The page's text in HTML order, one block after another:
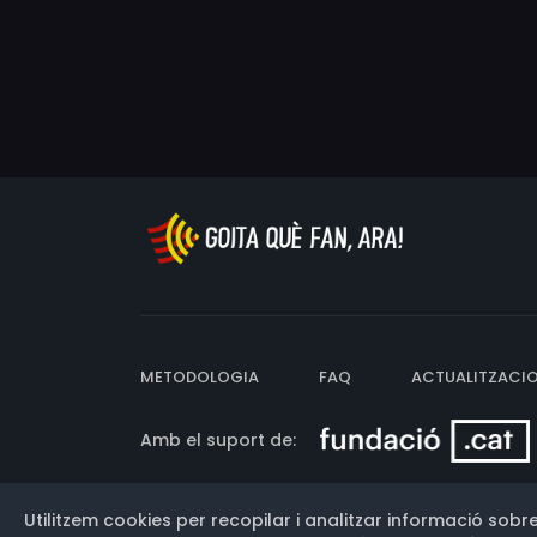
METODOLOGIA FAQ
Amb el suport de:
Utilitzem cookies per recopilar i analitzar informació